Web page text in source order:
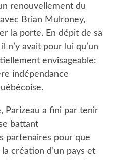
renouvellement du
Brian Mulroney,
la porte. En dépit de sa
n’y avait pour lui qu’un
envisageable:
indépendance
Parizeau a fini par tenir
battant
partenaires pour que
création d’un pays et